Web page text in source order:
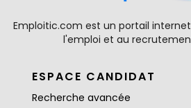
Emploitic.com est un portail
l'emploi et au
ESPACE CANDIDAT
Recherche avancée